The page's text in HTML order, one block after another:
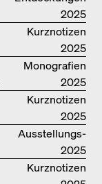
2025
Kurznotizen
2025
Monografien
2025
Kurznotizen
2025
Ausstellungs­
kataloge
2025
Kurznotizen